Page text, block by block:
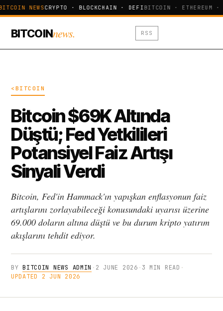
NEWSCRYPTO · BLOCKCHAIN · DEFIBITCOIN · ETHEREUM ·
BITCOINnews. RSS
<BITCOIN
Bitcoin $69K Altında
Düştü; Fed Yetkilileri
Potansiyel Faiz Artışı
Sinyali Verdi
Bitcoin, Fed'in Hammack'ın yapışkan enflasyonun faiz
artışlarını zorlayabileceği konusundaki uyarısı üzerine
69.000 doların altına düştü ve bu durum kripto yatırım
akışlarını tehdit ediyor.
BYBITCOIN NEWS ADMIN · 2 JUNE 2026 · 3 MIN READ ·
UPDATED 2 JUN 2026